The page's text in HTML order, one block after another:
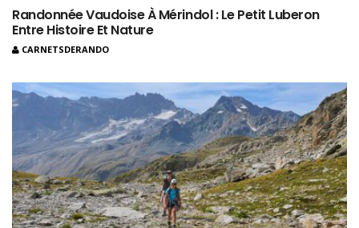
Randonnée Vaudoise À Mérindol : Le Petit Luberon
Entre Histoire Et Nature
CARNETSDERANDO